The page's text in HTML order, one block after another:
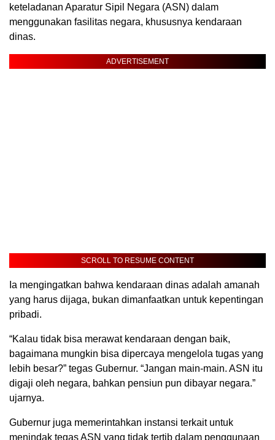
keteladanan Aparatur Sipil Negara (ASN) dalam
menggunakan fasilitas negara, khususnya kendaraan
dinas.
ADVERTISEMENT
SCROLL TO RESUME CONTENT
Ia mengingatkan bahwa kendaraan dinas adalah amanah
yang harus dijaga, bukan dimanfaatkan untuk kepentingan
pribadi.
“Kalau tidak bisa merawat kendaraan dengan baik,
bagaimana mungkin bisa dipercaya mengelola tugas yang
lebih besar?” tegas Gubernur. “Jangan main-main. ASN itu
digaji oleh negara, bahkan pensiun pun dibayar negara.”
ujarnya.
Gubernur juga memerintahkan instansi terkait untuk
menindak tegas ASN yang tidak tertib dalam penggunaan